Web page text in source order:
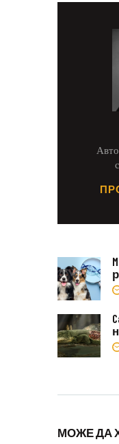
МОЖЕ ДА